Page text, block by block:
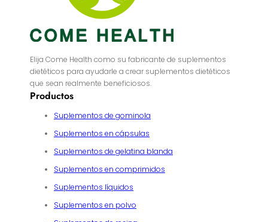
Elija Come Health como su fabricante de suplementos
dietéticos para ayudarle a crear suplementos dietéticos
que sean realmente beneficiosos.
Productos
Suplementos de gominola
Suplementos en cápsulas
Suplementos de gelatina blanda
Suplementos en comprimidos
Suplementos líquidos
Suplementos en polvo